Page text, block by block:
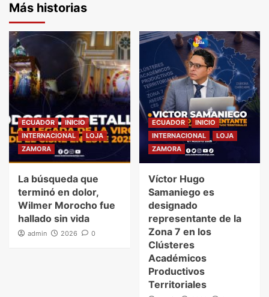
Más historias
ECUADOR
INICIO
INTERNACIONAL
LOJA
ZAMORA
La búsqueda que
terminó en dolor,
Wilmer Morocho fue
hallado sin vida
admin 2026 0
ECUADOR
INICIO
INTERNACIONAL
LOJA
ZAMORA
Víctor Hugo
Samaniego es
designado
representante de la
Zona 7 en los
Clústeres
Académicos
Productivos
Territoriales